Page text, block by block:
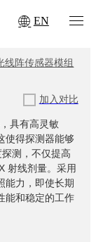
EN
线阵传感器模组
加入对比
具有高灵敏
使得探测器能够
测，不仅提高
射线剂量。采用
能力，即使长期
能和稳定的工作